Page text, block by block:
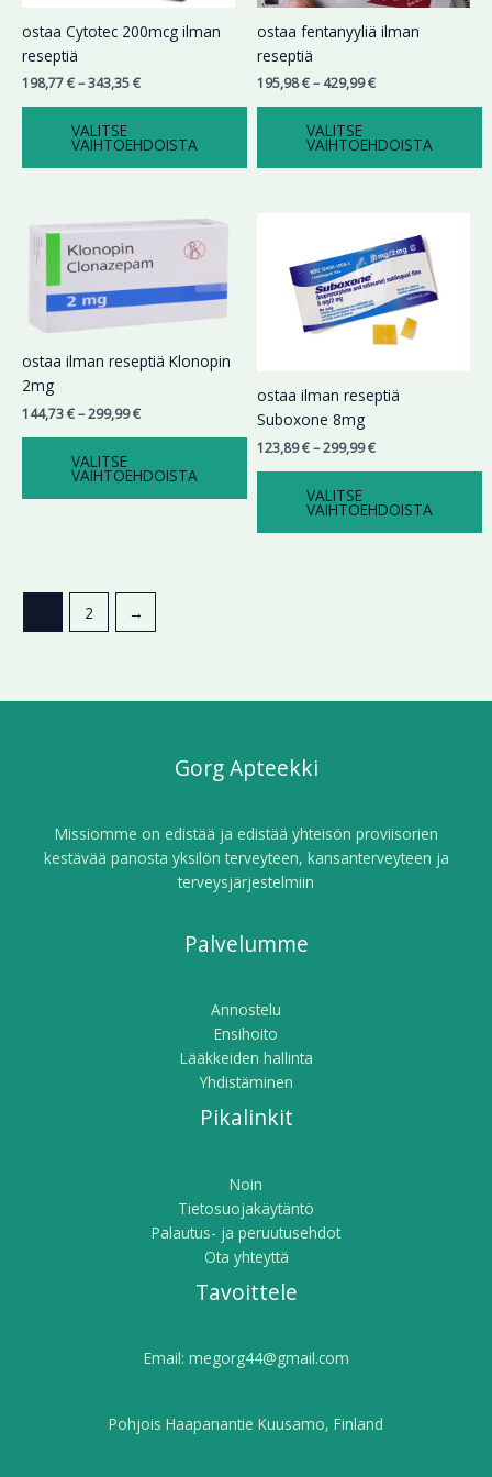
ostaa Cytotec 200mcg ilman
reseptiä
198,77€–343,35€
VALITSE
VAIHTOEHDOISTA
tehdä
valinnat
tuotteen
ostaa fentanyyliä ilman
reseptiä
195,98€– 429,99€
VALITSE
VAIHTOEHDOISTA
tehdä
valinnat
tuotteen
ostaa ilman reseptiä Klonopin
2mg
144,73€–299,99€
Hintaluokka:
144,73 €
299,99 €
VALITSE
VAIHTOEHDOISTA
Tällä
tuotteella
useampi
muunnelma.
tehdä
valinnat
tuotteen
sivulla.
ostaa ilman reseptiä
Suboxone 8mg
123,89€–299,99€
123,89 €
-
299,99 €
VALITSE
VAIHTOEHDOISTA
useampi
muunnelma.
valinnat
tuotteen
sivulla.
2 →
Gorg Apteekki
Missiomme on edistää ja edistää yhteisön proviisorien
kestävää panosta yksilön terveyteen, kansanterveyteen ja
terveysjärjestelmiin
Palvelumme
Annostelu
Ensihoito
Lääkkeiden hallinta
Yhdistäminen
Pikalinkit
Noin
Tietosuojakäytäntö
Palautus- ja peruutusehdot
Ota yhteyttä
Tavoittele
Email: megorg44@gmail.com
Pohjois Haapanantie Kuusamo, Finland